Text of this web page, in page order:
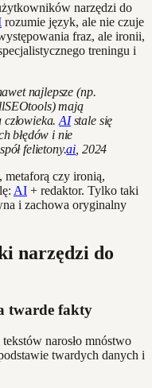
narzędzi do
rozumie język, ale nie czuje
fraz, ale ironii,
treningu i
najlepsze (np.
mają
człowieka.AIstale się
błędów i nie
felietony.ai , 2024
metaforą czy ironią,
AI + redaktor. Tylko taki
i zachowa oryginalny
narzędzi do
twarde fakty
narosło mnóstwo
twardych danych i